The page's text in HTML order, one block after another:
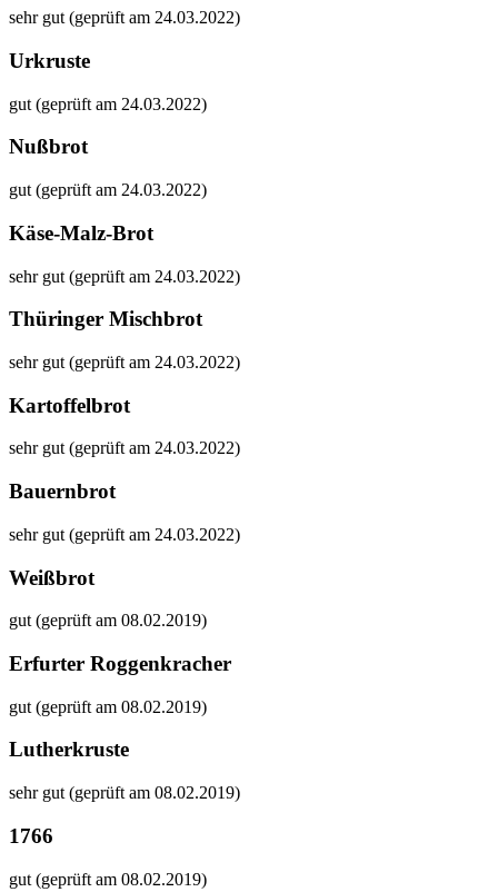
sehr gut (geprüft am 24.03.2022)
Urkruste
gut (geprüft am 24.03.2022)
Nußbrot
gut (geprüft am 24.03.2022)
Käse-Malz-Brot
sehr gut (geprüft am 24.03.2022)
Thüringer Mischbrot
sehr gut (geprüft am 24.03.2022)
Kartoffelbrot
sehr gut (geprüft am 24.03.2022)
Bauernbrot
sehr gut (geprüft am 24.03.2022)
Weißbrot
gut (geprüft am 08.02.2019)
Erfurter Roggenkracher
gut (geprüft am 08.02.2019)
Lutherkruste
sehr gut (geprüft am 08.02.2019)
1766
gut (geprüft am 08.02.2019)